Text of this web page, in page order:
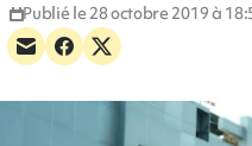
Publié le 28 octobre 2019 à